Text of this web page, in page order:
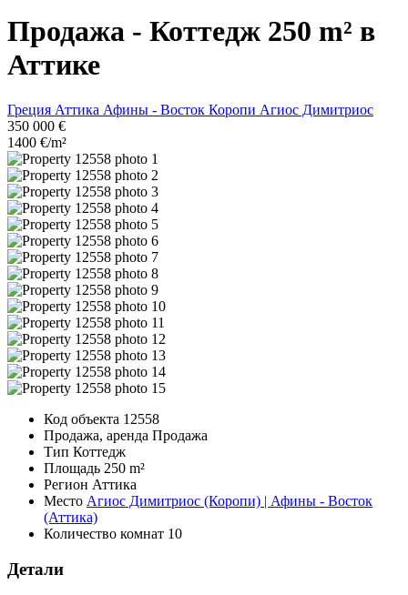
Продажа - Коттедж 250 m² в
Аттике
Греция Аттика Афины - Восток Коропи Агиос Димитриос
350 000 €
1400 €/m²
Код объекта 12558
Продажа, аренда Продажа
Тип Коттедж
Площадь 250 m²
Регион Аттика
Место Агиос Димитриос (Коропи) | Афины - Восток
(Аттика)
Количество комнат 10
Детали